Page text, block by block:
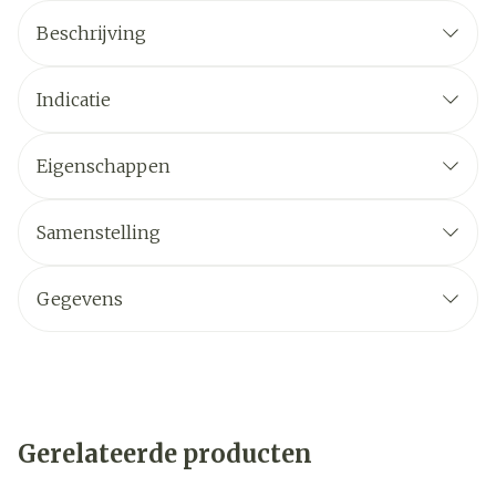
Beschrijving
Indicatie
Eigenschappen
Samenstelling
Gegevens
Gerelateerde producten